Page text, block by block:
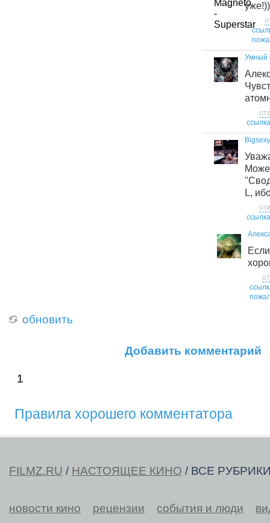
Умный
ссылка
Bigsexy
L,
ссылка
обновить
Добавить комментарий
1
Правила хорошего комментатора
FILMZ.RU / НАСТОЯЩЕЕ КИНО / ВСЕ
новости кино рецензии события и люди